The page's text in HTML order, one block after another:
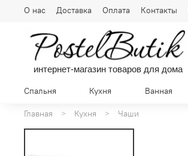
О нас Доставка Оплата Контакты
интернет-магазин товаров для дома
Спальня Кухня Ванная
Главная Кухня Чаши